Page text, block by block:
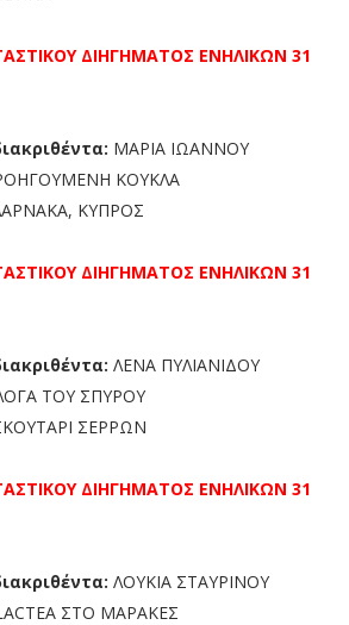
ΔΙΗΓΗΜΑΤΟΣ ΕΝΗΛΙΚΩΝ 31
ΜΑΡΙΑ ΙΩΑΝΝΟΥ
ΚΟΥΚΛΑ
ΚΥΠΡΟΣ
ΔΙΗΓΗΜΑΤΟΣ ΕΝΗΛΙΚΩΝ 31
ΛΕΝΑ ΠΥΛΙΑΝΙΔΟΥ
ΤΟΥ ΣΠΥΡΟΥ
ΣΕΡΡΩΝ
ΔΙΗΓΗΜΑΤΟΣ ΕΝΗΛΙΚΩΝ 31
ΛΟΥΚΙΑ ΣΤΑΥΡΙΝΟΥ
ΣΤΟ ΜΑΡΑΚΕΣ